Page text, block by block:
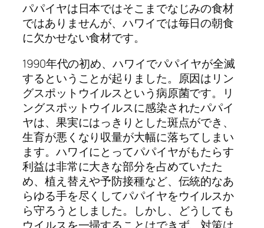
パパイヤは日本ではそこまでなじみの食材
ではありませんが、ハワイでは毎日の朝食
に欠かせない食材です。
1990年代の初め、ハワイでパパイヤが全滅
するということが起りました。原因はリン
グスポットウイルスという病原菌です。リ
ングスポットウイルスに感染されたパパイ
ヤは、果実にはっきりとした斑点ができ、
生育が悪くなり収量が大幅に落ちてしまい
ます。ハワイにとってパパイヤがもたらす
利益は非常に大きな部分を占めていたた
め、植え替えや予防接種など、伝統的なあ
らゆる手を尽くしてパパイヤをウイルスか
ら守ろうとしました。しかし、どうしても
ウイルスを一掃することはできず、対策は